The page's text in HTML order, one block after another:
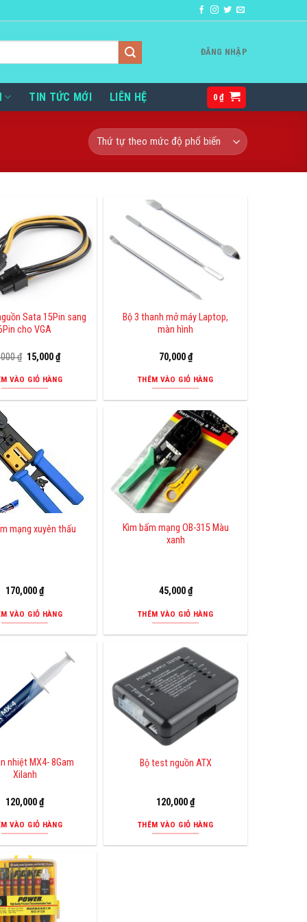
ĐĂNG NHẬP
TIN TỨC MỚI LIÊN HỆ 0₫
Sata 15Pin sang
cho VGA
₫ Giá
gốc
là:
25,000 ₫.
15,000₫Giá
hiện
tại
là:
VÀO GIỎ HÀNG
Bộ 3 thanh mở máy Laptop,
màn hình
70,000₫
THÊM VÀO GIỎ HÀNG
mạng xuyên thấu
170,000₫
VÀO GIỎ HÀNG
Kìm bấm mạng OB-315 Màu
xanh
45,000₫
THÊM VÀO GIỎ HÀNG
nhiệt MX4- 8Gam
Xilanh
120,000₫
VÀO GIỎ HÀNG
Bộ test nguồn ATX
120,000₫
THÊM VÀO GIỎ HÀNG